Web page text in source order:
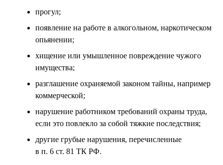
прогул;
появление на работе в алкогольном, наркотическом
опьянении;
хищение или умышленное повреждение чужого
имущества;
разглашение охраняемой законом тайны, например
коммерческой;
нарушение работником требований охраны труда,
если это повлекло за собой тяжкие последствия;
другие грубые нарушения, перечисленные
в п. 6 ст. 81 ТК РФ.